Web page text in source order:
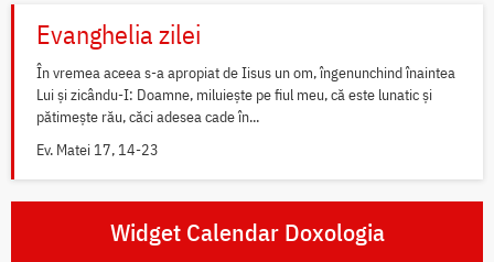
Evanghelia zilei
În vremea aceea s-a apropiat de Iisus un om, îngenunchind înaintea
Lui și zicându-I: Doamne, miluiește pe fiul meu, că este lunatic și
pătimește rău, căci adesea cade în...
Ev. Matei 17, 14-23
Widget Calendar Doxologia